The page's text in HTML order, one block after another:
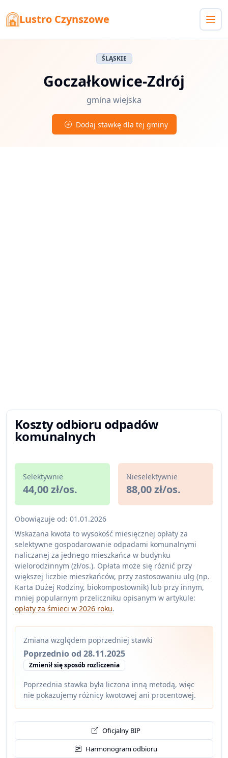
Lustro Czynszowe
ŚLĄSKIE
Goczałkowice-Zdrój
gmina wiejska
Dodaj stawkę dla tej gminy
Koszty odbioru odpadów
komunalnych
Selektywnie
44,00 zł/os.
Nieselektywnie
88,00 zł/os.
Obowiązuje od: 01.01.2026
Wskazana kwota to wysokość miesięcznej opłaty za
selektywne gospodarowanie odpadami komunalnymi
naliczanej za jednego mieszkańca w budynku
wielorodzinnym (zł/os.). Opłata może się różnić przy
większej liczbie mieszkańców, przy zastosowaniu ulg (np.
Karta Dużej Rodziny, biokompostownik) lub przy innym,
mniej popularnym przeliczniku opisanym w artykule:
opłaty za śmieci w 2026 roku.
Zmiana względem poprzedniej stawki
Poprzednio od 28.11.2025
Zmienił się sposób rozliczenia
Poprzednia stawka była liczona inną metodą, więc
nie pokazujemy różnicy kwotowej ani procentowej.
Oficjalny BIP
Harmonogram odbioru